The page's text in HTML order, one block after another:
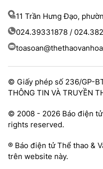
11 Trần Hưng Đạo,
024.39331878 /
© Giấy phép số 236/GP-
THÔNG TIN VÀ TRUYỀN
© 2008 - 2026 Báo điện tử
rights reserved.
® Báo điện tử Thể thao &
trên website này.